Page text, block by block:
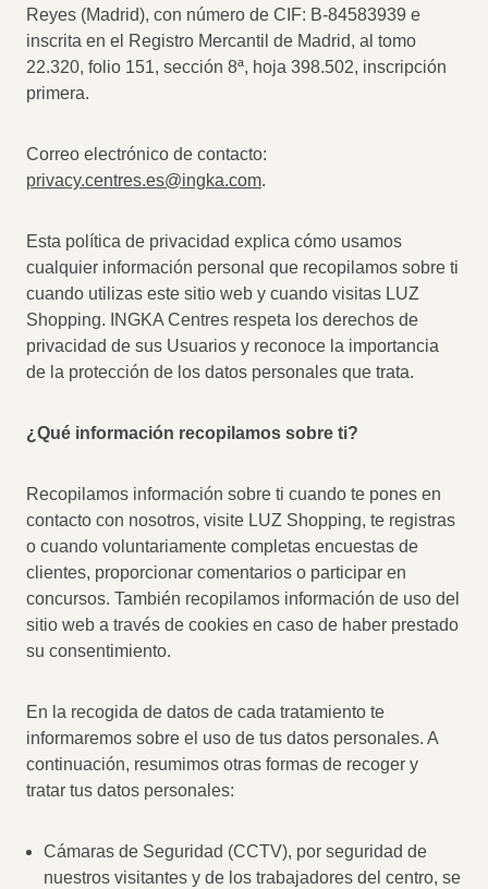
Reyes (Madrid), con número de CIF: B-84583939 e
inscrita en el Registro Mercantil de Madrid, al tomo
22.320, folio 151, sección 8ª, hoja 398.502, inscripción
primera.
Correo electrónico de contacto:
privacy.centres.es@ingka.com.
Esta política de privacidad explica cómo usamos
cualquier información personal que recopilamos sobre ti
cuando utilizas este sitio web y cuando visitas LUZ
Shopping. INGKA Centres respeta los derechos de
privacidad de sus Usuarios y reconoce la importancia
de la protección de los datos personales que trata.
¿Qué información recopilamos sobre ti?
Recopilamos información sobre ti cuando te pones en
contacto con nosotros, visite LUZ Shopping, te registras
o cuando voluntariamente completas encuestas de
clientes, proporcionar comentarios o participar en
concursos. También recopilamos información de uso del
sitio web a través de cookies en caso de haber prestado
su consentimiento.
En la recogida de datos de cada tratamiento te
informaremos sobre el uso de tus datos personales. A
continuación, resumimos otras formas de recoger y
tratar tus datos personales:
Cámaras de Seguridad (CCTV), por seguridad de
nuestros visitantes y de los trabajadores del centro, se